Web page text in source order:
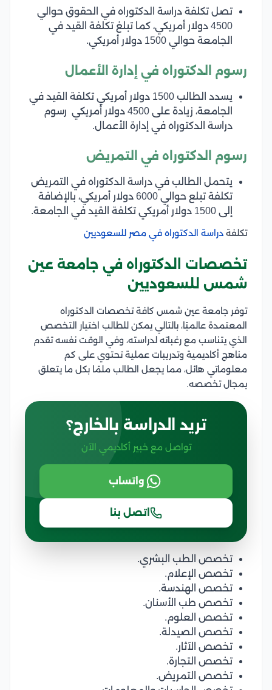
تصل تكلفة دراسة الدكتوراه في الحقوق حوالي
4500 دولار أمريكي، كما تبلغ تكلفة القيد في
الجامعة حوالي 1500 دولار أمريكي.
رسوم الدكتوراه في إدارة الأعمال
يسدد الطالب 1500 دولار أمريكي تكلفة القيد في
الجامعة، زيادة على 4500 دولار أمريكي رسوم
دراسة الدكتوراه في إدارة الأعمال.
رسوم الدكتوراه في التمريض
يتحمل الطالب في دراسة الدكتوراه في التمريض
تكلفة تبلع حوالي 6000 دولار أمريكي، بالإضافة
إلى 1500 دولار أمريكي تكلفة القيد في الجامعة.
تكلفة دراسة الدكتوراه في مصر للسعوديين
تخصصات الدكتوراه في جامعة عين
شمس للسعوديين
توفر جامعة عين شمس كافة تخصصات الدكتوراه
المعتمدة عالميًا، بالتالي يمكن للطالب اختيار التخصص
الذي يتناسب مع رغباته لدراسته، وفي الوقت نفسه تقدم
مناهج أكاديمية وتدريبات عملية تحتوي على كم
معلوماتي هائل، مما يجعل الطالب ملمًا بكل ما يتعلق
بمجال تخصصه.
تريد الدراسة بالخارج؟
تواصل مع خبير أكاديمي الآن
واتساب
اتصل بنا
تخصص الطب البشري.
تخصص الإعلام.
تخصص الهندسة.
تخصص طب الأسنان.
تخصص العلوم.
تخصص الصيدلة.
تخصص الآثار.
تخصص التجارة.
تخصص التمريض.